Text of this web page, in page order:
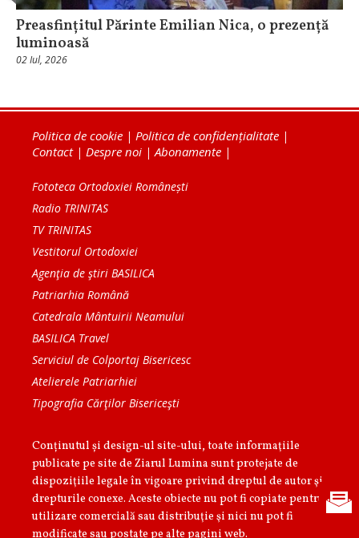
Preasfințitul Părinte Emilian Nica, o prezență
luminoasă
02 Iul, 2026
Politica de cookie | Politica de confidențialitate |
Contact| Despre noi |Abonamente |
Fototeca Ortodoxiei Românești
Radio TRINITAS
TV TRINITAS
Vestitorul Ortodoxiei
Agenţia de ştiri BASILICA
Patriarhia Română
Catedrala Mântuirii Neamului
BASILICA Travel
Serviciul de Colportaj Bisericesc
Atelierele Patriarhiei
Tipografia Cărţilor Bisericeşti
Conținutul și design-ul site-ului, toate informaţiile
publicate pe site de Ziarul Lumina sunt protejate de
dispoziţiile legale în vigoare privind dreptul de autor şi
drepturile conexe. Aceste obiecte nu pot fi copiate pentru
utilizare comercială sau distribuţie şi nici nu pot fi
modificate sau postate pe alte pagini web.